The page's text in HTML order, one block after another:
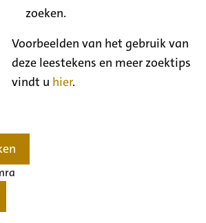
zoeken.
Voorbeelden van het gebruik van
deze leestekens en meer zoektips
vindt u hier.